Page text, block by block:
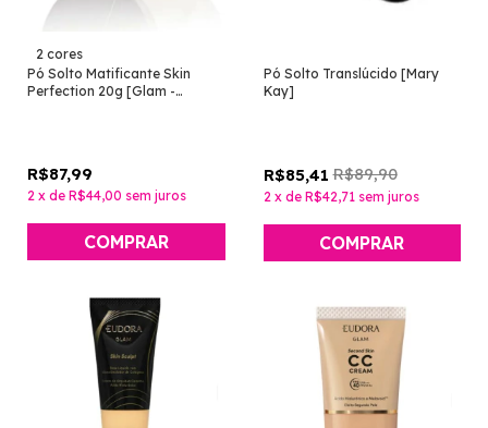
2 cores
Pó Solto Matificante Skin
Perfection 20g [Glam -
R$87,99
2 x de R$44,00 sem juros
COMPRAR
Pó Solto Translúcido [Mary
Kay]
R$85,41 R$89,90
2 x de R$42,71 sem juros